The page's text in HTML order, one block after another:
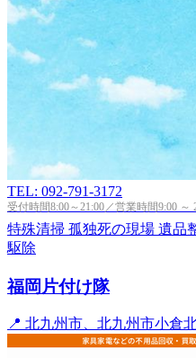
TEL: 092-791-3172
受付時間8:00～21:00／営業時間9:00 ～
特殊清掃 孤独死の現場 遺品
駆除
福岡片付け隊
📍 北九州市、北九州市小倉